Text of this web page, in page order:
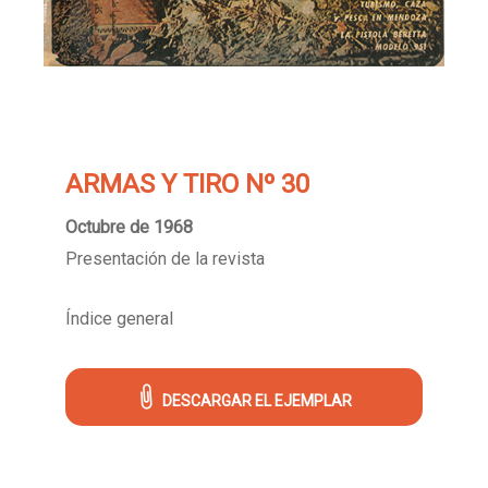
ARMAS Y TIRO Nº 30
Octubre de 1968
Presentación de la revista
Índice general
DESCARGAR EL EJEMPLAR